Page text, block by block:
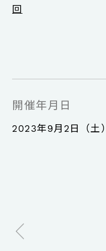
回
開催年月日
2023年9月2日（土）